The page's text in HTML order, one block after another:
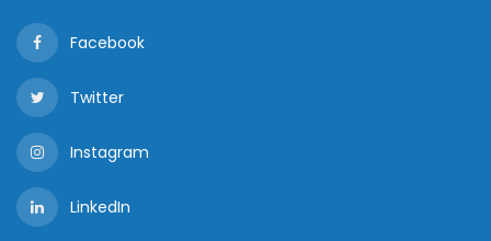
Facebook
Twitter
Instagram
LinkedIn